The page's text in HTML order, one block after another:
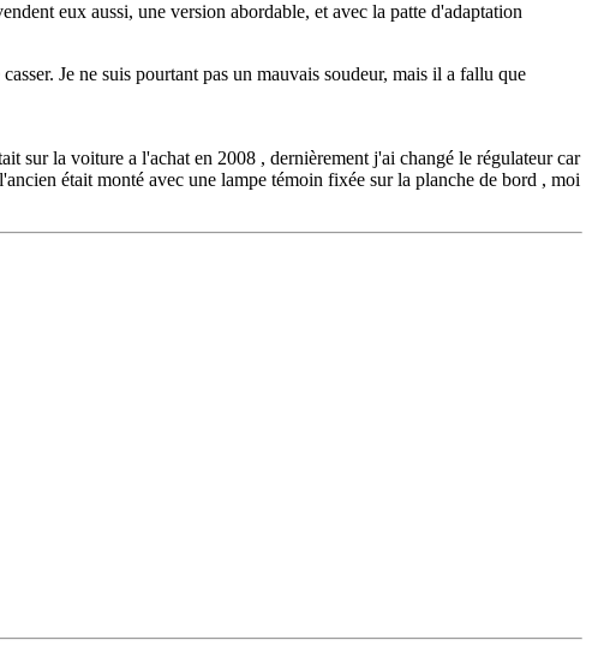
eux aussi, une version abordable, et avec la patte d'adaptation
Je ne suis pourtant pas un mauvais soudeur, mais il a fallu que
sur la voiture a l'achat en 2008 , dernièrement j'ai changé le régulateur car
était monté avec une lampe témoin fixée sur la planche de bord , moi